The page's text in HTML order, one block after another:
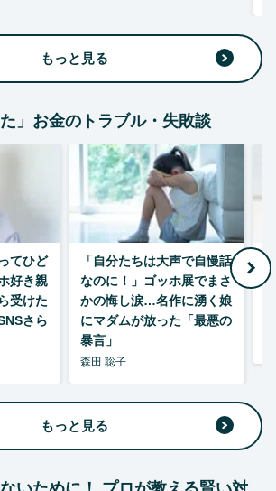
もっと見る
た」お金のトラブル・失敗談
てひど
好き親
受けた
さら
「自分たちは大声で自慢話
なのに！」ゴッホ展でまさ
かの悔し涙…名作に湧く娘
にマダムが放った「最悪の
暴言」
森田 聡子
もっと見る